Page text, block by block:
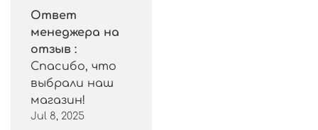
Ответ
менеджера на
отзыв :
Спасибо, что
выбрали наш
магазин!
Jul 8, 2025